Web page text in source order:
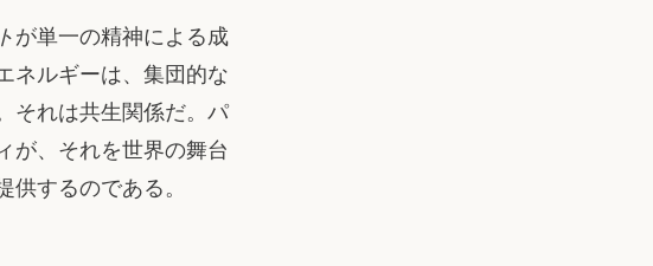
が単一の精神による成
ネルギーは、集団的な
それは共生関係だ。パ
が、それを世界の舞台
するのである。